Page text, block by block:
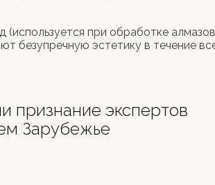
при обработке
безупречную эстетику в течение
признание экспертов
Зарубежье